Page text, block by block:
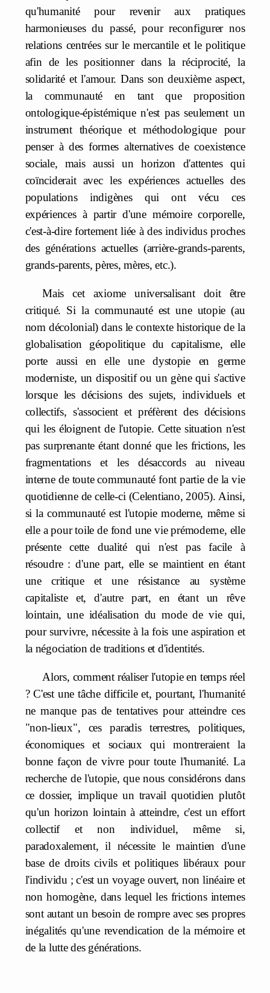
qu'humanité pour revenir aux pratiques
harmonieuses du passé, pour reconfigurer nos
relations centrées sur le mercantile et le politique
afin de les positionner dans la réciprocité, la
solidarité et l'amour. Dans son deuxième aspect,
la communauté en tant que proposition
ontologique-épistémique n'est pas seulement un
instrument théorique et méthodologique pour
penser à des formes alternatives de coexistence
sociale, mais aussi un horizon d'attentes qui
coïnciderait avec les expériences actuelles des
populations indigènes qui ont vécu ces
expériences à partir d'une mémoire corporelle,
c'est-à-dire fortement liée à des individus proches
des générations actuelles (arrière-grands-parents,
grands-parents, pères, mères, etc.).
Mais cet axiome universalisant doit être
critiqué. Si la communauté est une utopie (au
nom décolonial) dans le contexte historique de la
globalisation géopolitique du capitalisme, elle
porte aussi en elle une dystopie en germe
moderniste, un dispositif ou un gène qui s'active
lorsque les décisions des sujets, individuels et
collectifs, s'associent et préfèrent des décisions
qui les éloignent de l'utopie. Cette situation n'est
pas surprenante étant donné que les frictions, les
fragmentations et les désaccords au niveau
interne de toute communauté font partie de la vie
quotidienne de celle-ci (Celentiano, 2005). Ainsi,
si la communauté est l'utopie moderne, même si
elle a pour toile de fond une vie prémoderne, elle
présente cette dualité qui n'est pas facile à
résoudre : d'une part, elle se maintient en étant
une critique et une résistance au système
capitaliste et, d'autre part, en étant un rêve
lointain, une idéalisation du mode de vie qui,
pour survivre, nécessite à la fois une aspiration et
la négociation de traditions et d'identités.
Alors, comment réaliser l'utopie en temps réel
? C'est une tâche difficile et, pourtant, l'humanité
ne manque pas de tentatives pour atteindre ces
"non-lieux", ces paradis terrestres, politiques,
économiques et sociaux qui montreraient la
bonne façon de vivre pour toute l'humanité. La
recherche de l'utopie, que nous considérons dans
ce dossier, implique un travail quotidien plutôt
qu'un horizon lointain à atteindre, c'est un effort
collectif et non individuel, même si,
paradoxalement, il nécessite le maintien d'une
base de droits civils et politiques libéraux pour
l'individu ; c'est un voyage ouvert, non linéaire et
non homogène, dans lequel les frictions internes
sont autant un besoin de rompre avec ses propres
inégalités qu'une revendication de la mémoire et
de la lutte des générations.